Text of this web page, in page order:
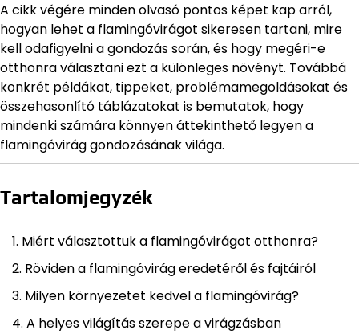
A cikk végére minden olvasó pontos képet kap arról,
hogyan lehet a flamingóvirágot sikeresen tartani, mire
kell odafigyelni a gondozás során, és hogy megéri-e
otthonra választani ezt a különleges növényt. Továbbá
konkrét példákat, tippeket, problémamegoldásokat és
összehasonlító táblázatokat is bemutatok, hogy
mindenki számára könnyen áttekinthető legyen a
flamingóvirág gondozásának világa.
Tartalomjegyzék
Miért választottuk a flamingóvirágot otthonra?
Röviden a flamingóvirág eredetéről és fajtáiról
Milyen környezetet kedvel a flamingóvirág?
A helyes világítás szerepe a virágzásban